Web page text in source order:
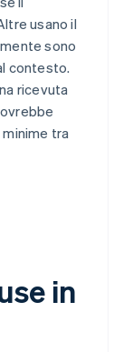
usano il
sono
contesto.
ricevuta
tra
in